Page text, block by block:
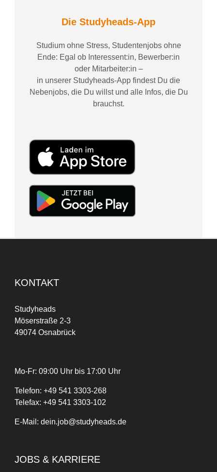
Die Studyheads-App
Studium ohne Stress, Studentenjobs ohne
Ende: Egal ob Interessent:in, Bewerber:in
oder Mitarbeiter:in –
in unserer Studyheads-App findest Du die
Nebenjobs, die Du willst und alle Infos, die Du
brauchst.
KONTAKT
Studyheads
Möserstraße 2-3
49074 Osnabrück
Mo-Fr: 09:00 Uhr bis 17:00 Uhr
Telefon: +49 541 3303-268
Telefax: +49 541 3303-102
E-Mail: dein.job@studyheads.de
JOBS & KARRIERE